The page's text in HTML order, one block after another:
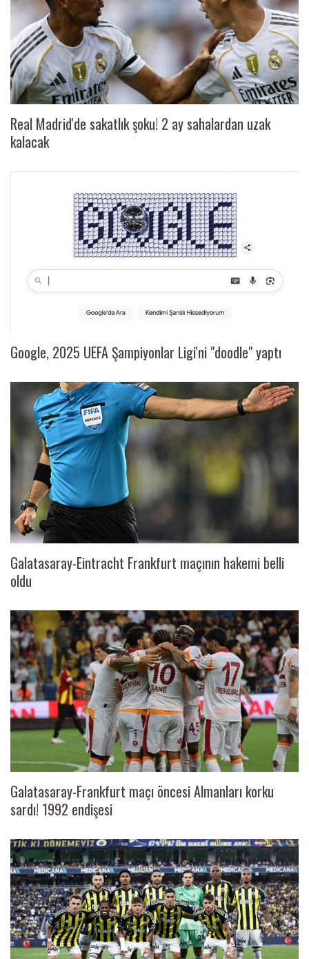
Real Madrid'de sakatlık şoku! 2 ay sahalardan uzak
kalacak
Google, 2025 UEFA Şampiyonlar Ligi'ni "doodle" yaptı
Galatasaray-Eintracht Frankfurt maçının hakemi belli
oldu
Galatasaray-Frankfurt maçı öncesi Almanları korku
sardı! 1992 endişesi